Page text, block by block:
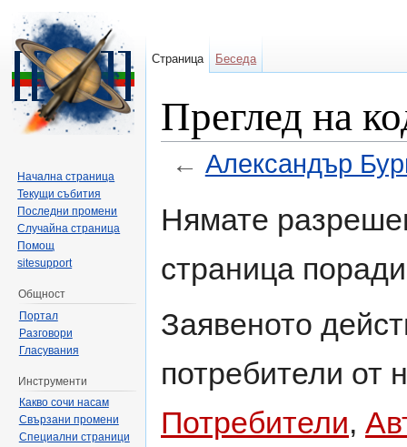
Преглед на
← Александър
Нямате
страница
Заявеното
потребители от
Потребители,
Страница Беседа
Начална страница
Текущи събития
Последни промени
Случайна страница
Помощ
sitesupport
Общност
Портал
Разговори
Гласувания
Инструменти
Какво сочи насам
Свързани промени
Специални страници